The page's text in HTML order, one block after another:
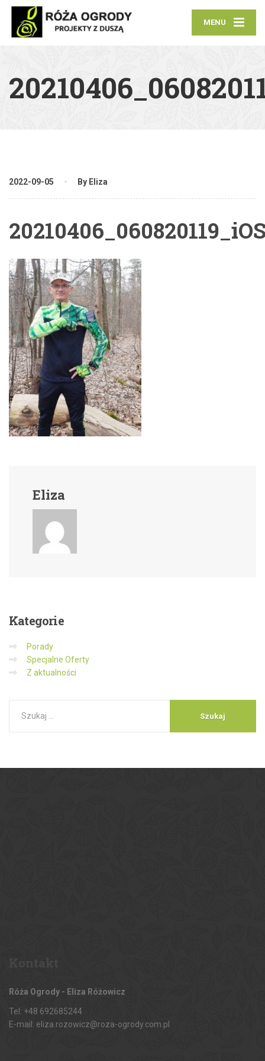
MENU
2022-09-05 By Eliza
Eliza
Kategorie
Porady
Specjalne Oferty
Z aktualności
Róża Ogrody - Eliza Różowicz
Tel: +48 692685244
E-mail: eliza.rozowicz@roza-ogrody.com.pl